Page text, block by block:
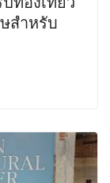
สำหรับ